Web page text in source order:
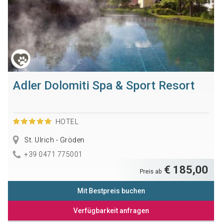
Adler Dolomiti Spa & Sport Resort
HOTEL
St. Ulrich - Gröden
+39 0471 775001
Preis ab € 185,00
Mit Bestpreis buchen
Verfügbarkeit anfragen